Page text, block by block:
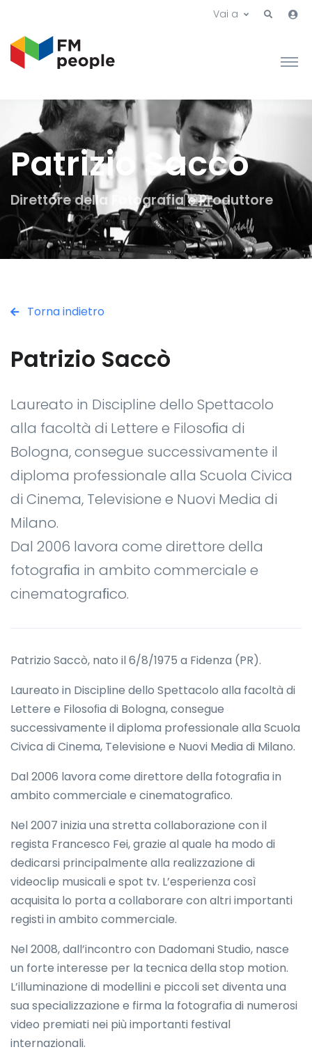
Vai a
Patrizio Saccò
Direttore della Fotografia e Produttore
Torna indietro
Patrizio Saccò
Laureato in Discipline dello Spettacolo
alla facoltà di Lettere e Filosoﬁa di
Bologna, consegue successivamente il
diploma professionale alla Scuola Civica
di Cinema, Televisione e Nuovi Media di
Milano.
Dal 2006 lavora come direttore della
fotograﬁa in ambito commerciale e
cinematograﬁco.
Patrizio Saccò, nato il 6/8/1975 a Fidenza (PR).
Laureato in Discipline dello Spettacolo alla facoltà di
Lettere e Filosoﬁa di Bologna, consegue
successivamente il diploma professionale alla Scuola
Civica di Cinema, Televisione e Nuovi Media di Milano.
Dal 2006 lavora come direttore della fotograﬁa in
ambito commerciale e cinematograﬁco.
Nel 2007 inizia una stretta collaborazione con il
regista Francesco Fei, grazie al quale ha modo di
dedicarsi principalmente alla realizzazione di
videoclip musicali e spot tv. L’esperienza così
acquisita lo porta a collaborare con altri importanti
registi in ambito commerciale.
Nel 2008, dall’incontro con Dadomani Studio, nasce
un forte interesse per la tecnica della stop motion.
L’illuminazione di modellini e piccoli set diventa una
sua specializzazione e firma la fotografia di numerosi
video premiati nei più importanti festival
internazionali.